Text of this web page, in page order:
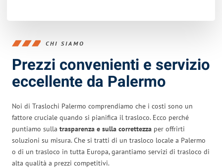
CHI SIAMO
Prezzi convenienti e servizio
eccellente da Palermo
Noi di Traslochi Palermo comprendiamo che i costi sono un
fattore cruciale quando si pianifica il trasloco. Ecco perché
puntiamo sulla trasparenza e sulla correttezza per offrirti
soluzioni su misura. Che si tratti di un trasloco locale a Palermo
o di un trasloco in tutta Europa, garantiamo servizi di trasloco di
alta qualità a prezzi competitivi.